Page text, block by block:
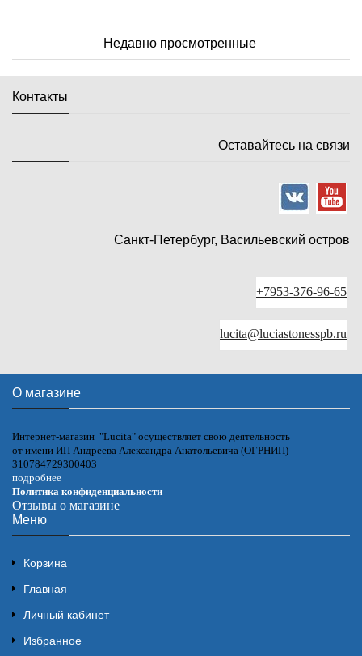
Недавно просмотренные
Контакты
Оставайтесь на связи
Санкт-Петербург, Васильевский остров
+7953-376-96-65
lucita@luciastonesspb.ru
О магазине
Интернет-магазин "Lucita" осуществляет свою деятельность
от имени ИП Андреева Александра Анатольевича (ОГРНИП)
310784729300403
подробнее
Политика конфиденциальности
Отзывы о магазине
Меню
Корзина
Главная
Личный кабинет
Избранное